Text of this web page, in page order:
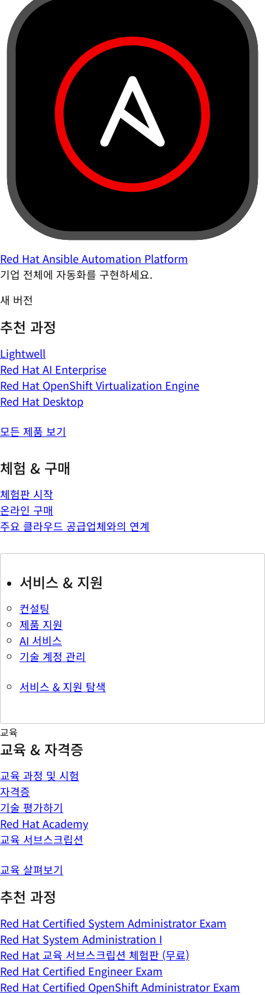
Red Hat Ansible Automation Platform
기업 전체에 자동화를 구현하세요.
새 버전
추천 과정
Lightwell
Red Hat AI Enterprise
Red Hat OpenShift Virtualization Engine
Red Hat Desktop
모든 제품 보기
체험 & 구매
체험판 시작
온라인 구매
주요 클라우드 공급업체와의 연계
서비스 & 지원
컨설팅
제품 지원
AI 서비스
기술 계정 관리
서비스 & 지원 탐색
교육
교육 & 자격증
교육 과정 및 시험
자격증
기술 평가하기
Red Hat Academy
교육 서브스크립션
교육 살펴보기
추천 과정
Red Hat Certified System Administrator Exam
Red Hat System Administration I
Red Hat 교육 서브스크립션 체험판 (무료)
Red Hat Certified Engineer Exam
Red Hat Certified OpenShift Administrator Exam